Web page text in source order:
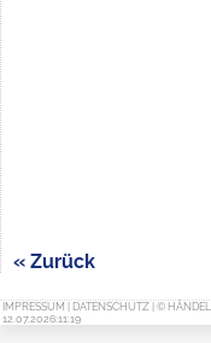
« Zurück
IMPRESSUM DATENSCHUTZ | ©
12.07.2026:11:19